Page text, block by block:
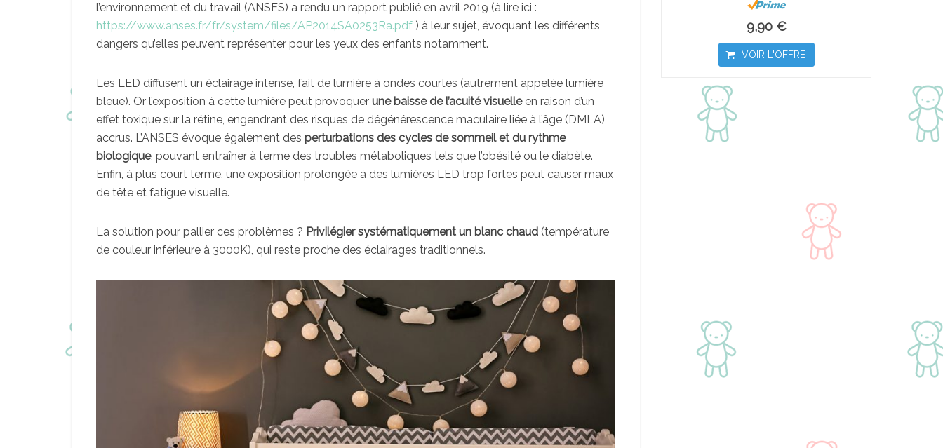
l’environnement et du travail (ANSES) a rendu un rapport publié en avril 2019 (à lire ici :
https://www.anses.fr/fr/system/files/AP2014SA0253Ra.pdf ) à leur sujet, évoquant les différents
dangers qu’elles peuvent représenter pour les yeux des enfants notamment.
Les LED diffusent un éclairage intense, fait de lumière à ondes courtes (autrement appelée lumière
bleue). Or l’exposition à cette lumière peut provoquer une baisse de l’acuité visuelleen raison d’un
effet toxique sur la rétine, engendrant des risques de dégénérescence maculaire liée à l’âge (DMLA)
accrus. L’ANSES évoque également des perturbations des cycles de sommeil et du rythme
biologique, pouvant entraîner à terme des troubles métaboliques tels que l’obésité ou le diabète.
Enfin, à plus court terme, une exposition prolongée à des lumières LED trop fortes peut causer maux
de tête et fatigue visuelle.
La solution pour pallier ces problèmes ? Privilégier systématiquement un blanc chaud (température
de couleur inférieure à 3000K), qui reste proche des éclairages traditionnels.
9,90 €
VOIR L'OFFRE